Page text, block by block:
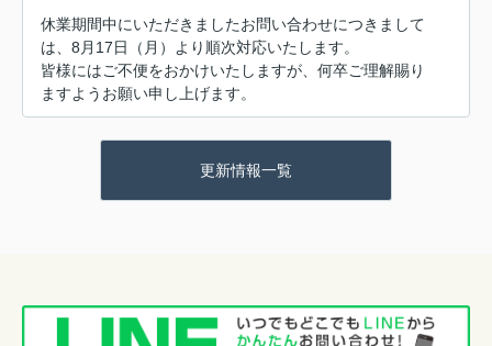
休業期間中にいただきましたお問い合わせにつきまして
は、8月17日（月）より順次対応いたします。
皆様にはご不便をおかけいたしますが、何卒ご理解賜り
ますようお願い申し上げます。
更新情報一覧